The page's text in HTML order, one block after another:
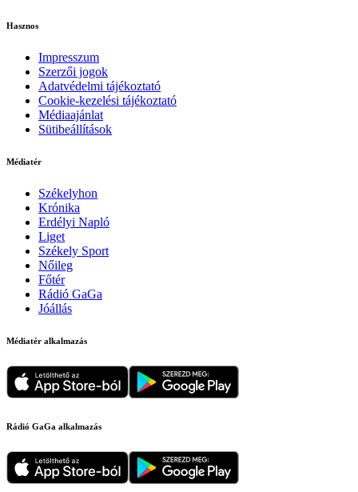
Hasznos
Impresszum
Szerzői jogok
Adatvédelmi tájékoztató
Cookie-kezelési tájékoztató
Médiaajánlat
Sütibeállítások
Médiatér
Székelyhon
Krónika
Erdélyi Napló
Liget
Székely Sport
Nőileg
Főtér
Rádió GaGa
Jóállás
Médiatér alkalmazás
Rádió GaGa alkalmazás